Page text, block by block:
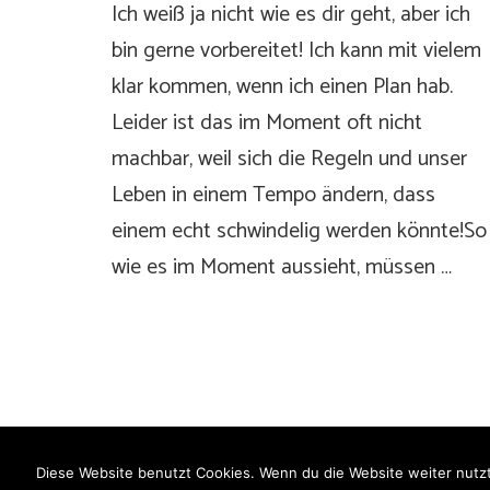
Ich weiß ja nicht wie es dir geht, aber ich
bin gerne vorbereitet! Ich kann mit vielem
klar kommen, wenn ich einen Plan hab.
Leider ist das im Moment oft nicht
machbar, weil sich die Regeln und unser
Leben in einem Tempo ändern, dass
einem echt schwindelig werden könnte!So
wie es im Moment aussieht, müssen …
Diese Website benutzt Cookies. Wenn du die Website weiter